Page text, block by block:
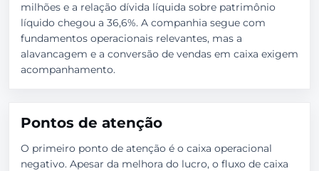
milhões e a relação dívida líquida sobre patrimônio
líquido chegou a 36,6%. A companhia segue com
fundamentos operacionais relevantes, mas a
alavancagem e a conversão de vendas em caixa exigem
acompanhamento.
Pontos de atenção
O primeiro ponto de atenção é o caixa operacional
negativo. Apesar da melhora do lucro, o fluxo de caixa